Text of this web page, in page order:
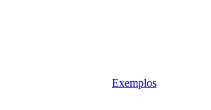
Exemplos